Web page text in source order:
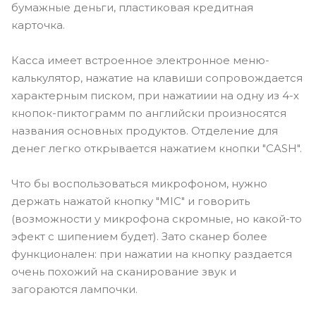
бумажные деньги, пластиковая кредитная
карточка.
Касса имеет встроенное электронное меню-
калькулятор, нажатие на клавиши сопровождается
характерным писком, при нажатиии на одну из 4-х
кнопок-пиктограмм по английски произносятся
названия основных продуктов. Отделение для
денег легко открывается нажатием кнопки "CASH".
Что бы воспользоваться микрофоном, нужно
держать нажатой кнопку "MIC" и говорить
(возможности у микрофона скромные, но какой-то
эфект с шипением будет). Зато сканер более
функционален: при нажатии на кнопку раздается
очень похожий на сканирование звук и
загораются лампочки.